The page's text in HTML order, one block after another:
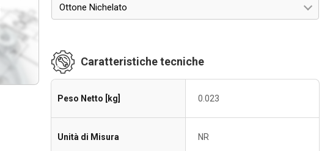
Ottone Nichelato
Caratteristiche tecniche
Peso Netto [kg] 0.023
Unità di Misura NR